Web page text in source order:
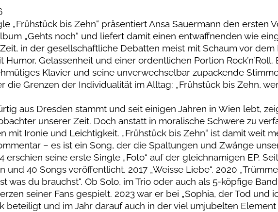
„Frühstück bis Zehn“ präsentiert Ansa Sauermann den ersten
„Gehts noch“ und liefert damit einen entwaffnenden wie
in der gesellschaftliche Debatten meist mit Schaum vor
Gelassenheit und einer ordentlichen Portion Rock’n’Roll.
Klavier und seine unverwechselbar zupackende
die Grenzen der Individualität im Alltag: „Frühstück bis Zehn,
aus Dresden stammt und seit einigen Jahren in Wien lebt,
unserer Zeit. Doch anstatt in moralische Schwere zu
mit Ironie und Leichtigkeit. „Frühstück bis Zehn“ ist damit weit
– es ist ein Song, der die Spaltungen und Zwänge
erschien seine erste Single „Foto“ auf der gleichnamigen EP.
und 40 Songs veröffentlicht. 2017 „Weisse Liebe“, 2020
was du brauchst“. Ob Solo, im Trio oder auch als 5-köpfige
seiner Fans gespielt. 2023 war er bei „Sophia, der Tod und
beteiligt und im Jahr darauf auch in der viel umjubelten